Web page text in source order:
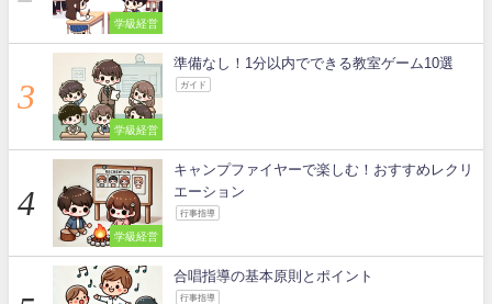
学級経営
学級経営
準備なし！1分以内でできる教室ゲーム10選
ガイド
学級経営
キャンプファイヤーで楽しむ！おすすめレクリ
エーション
行事指導
合唱指導の基本原則とポイント
行事指導